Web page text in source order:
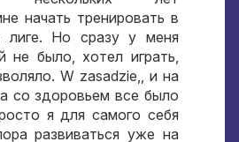
начать тренировать в
. Но сразу у меня
не было,хотел играть,
. W zasadzie,, и на
со здоровьем все было
я для самого себя
развиваться уже на